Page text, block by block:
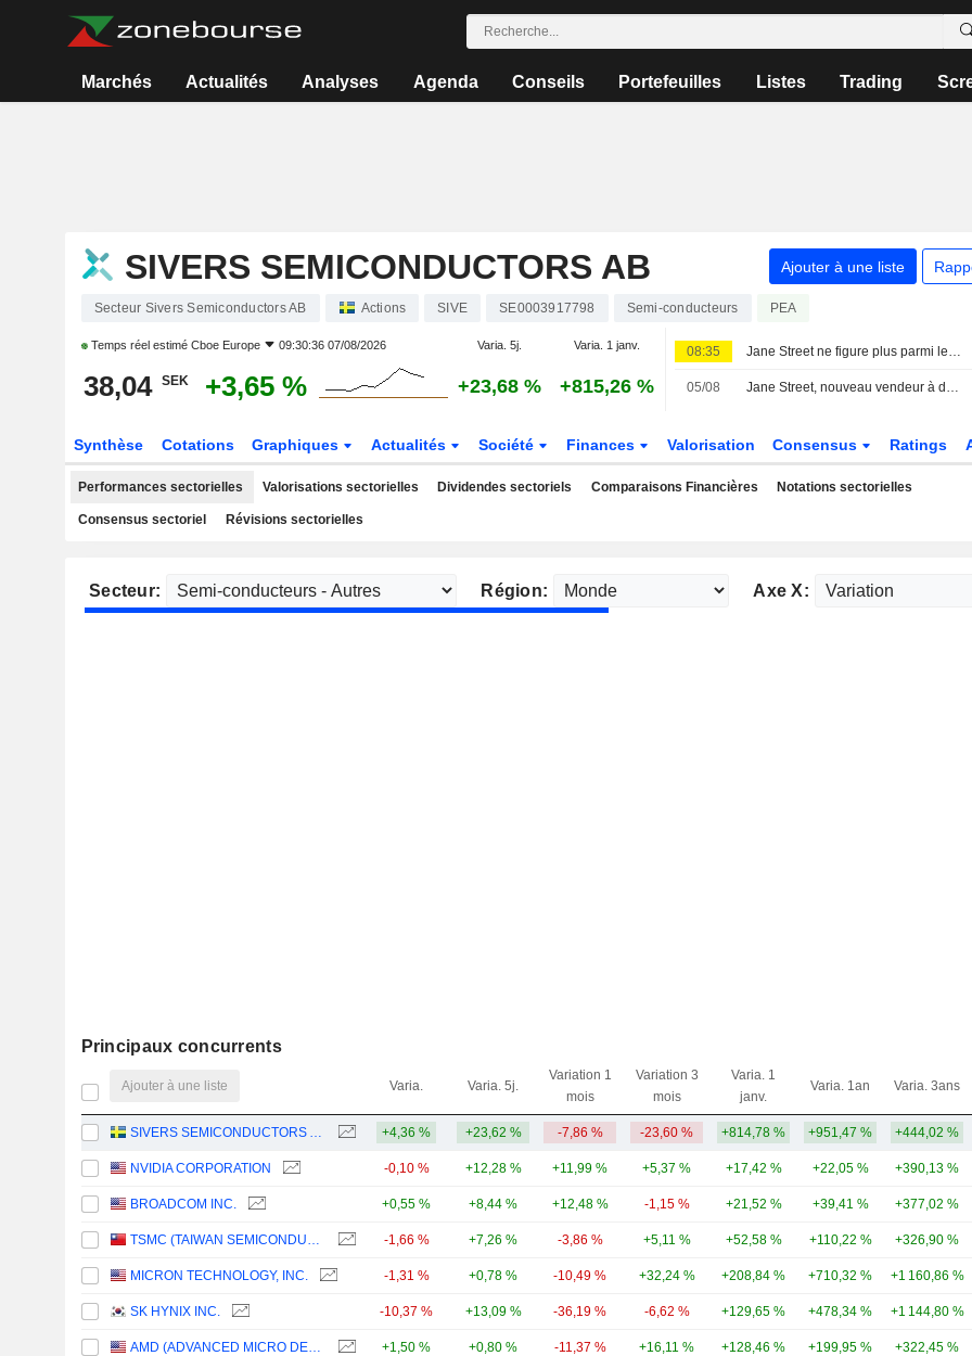
Marchés Actualités Analyses Agenda Conseils Portefeuilles Listes Trading
SIVERS SEMICONDUCTORS AB Ajouter à une liste
Secteur Sivers Semiconductors AB Actions SIVE SE0003917798 Semi-conducteurs PEA
Temps réel estimé Cboe Europe 09:30:36 07/08/2026 Varia. 5j. Varia. 1 janv.
38,04 SEK +3,65 % +23,68 % +815,26 %
08:35 Jane Street ne figure plus parmi les vendeurs à découvert déclarés de Sivers Semiconductors
05/08 Jane Street, nouveau vendeur à découvert déclaré chez Sivers Semiconductors
Synthèse Cotations Graphiques Actualités Société Finances Valorisation Consensus Ratings
Performances sectorielles Valorisations sectorielles Dividendes sectoriels Comparaisons Financières Notations sectorielles
Consensus sectoriel Révisions sectorielles
Secteur: Région: Axe X:
Principaux concurrents
Ajouter à une liste Varia. Varia. 5j.
Variation 1
mois
Variation 3
mois
Varia. 1
janv.
Varia. 1an Varia. 3ans
SIVERS SEMICONDUCTORS AB +4,36 % +23,62 % -7,86 % -23,60 % +814,78 % +951,47 % +444,02 %
NVIDIA CORPORATION -0,10 % +12,28 % +11,99 % +5,37 % +17,42 % +22,05 % +390,13 %
BROADCOM INC. +0,55 % +8,44 % +12,48 % -1,15 % +21,52 % +39,41 % +377,02 %
TSMC (TAIWAN SEMICONDUCTOR MANUFACTURING COMPANY) -1,66 % +7,26 % -3,86 % +5,11 % +52,58 % +110,22 % +326,90 %
MICRON TECHNOLOGY, INC. -1,31 % +0,78 % -10,49 % +32,24 % +208,84 % +710,32 % +1 160,86 %
SK HYNIX INC. -10,37 % +13,09 % -36,19 % -6,62 % +129,65 % +478,34 % +1 144,80 %
AMD (ADVANCED MICRO DEVICES) +1,50 % +0,80 % -11,37 % +16,11 % +128,46 % +199,95 % +322,45 %